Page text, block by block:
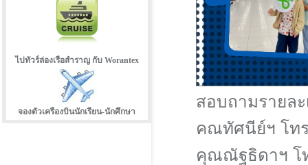
ไปทัวร์ล่องเรือสำราญ กับ Worantex
จองตัวเครืองบินนักเรียน-นักศึกษา
สอบถามรายล
คณทัศนีย์ฯ โทร
คุณณัฐธิดาฯ โท